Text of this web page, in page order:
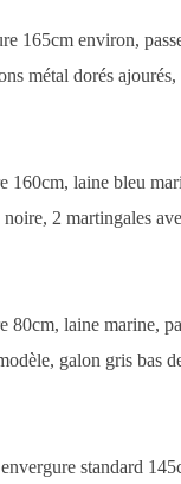
165cm environ,
métal dorés
laine bleu
2 martingales
laine marine,
galon gris bas
standard